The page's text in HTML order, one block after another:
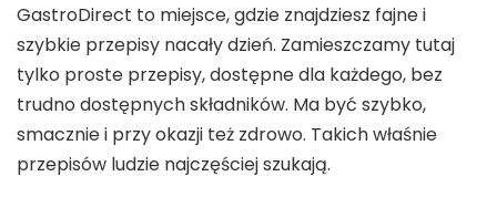
GastroDirect to miejsce, gdzie znajdziesz fajne i
szybkie przepisy nacały dzień. Zamieszczamy tutaj
tylko proste przepisy, dostępne dla każdego, bez
trudno dostępnych składników. Ma być szybko,
smacznie i przy okazji też zdrowo. Takich właśnie
przepisów ludzie najczęściej szukają.